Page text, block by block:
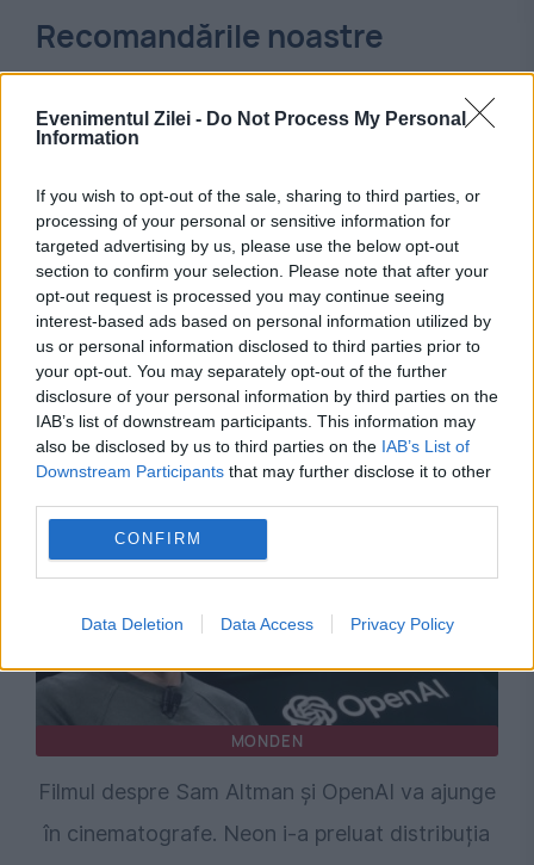
Evenimentul Zilei - Do Not Process My Personal
Information
If you wish to opt-out of the sale, sharing to third parties, or
processing of your personal or sensitive information for
targeted advertising by us, please use the below opt-out
section to confirm your selection. Please note that after your
opt-out request is processed you may continue seeing
interest-based ads based on personal information utilized by
us or personal information disclosed to third parties prior to
your opt-out. You may separately opt-out of the further
disclosure of your personal information by third parties on the
IAB’s list of downstream participants. This information may
also be disclosed by us to third parties on the IAB’s List of
Downstream Participants that may further disclose it to other
CONFIRM
Data Deletion Data Access Privacy Policy
Recomandările noastre
EVENIMENTUL ISTORIC
La Mangalia, Ceaușescu intră cu foarfeca în
cinematografia românească
MONDEN
Filmul despre Sam Altman și OpenAI va ajunge
în cinematografe. Neon i-a preluat distribuția